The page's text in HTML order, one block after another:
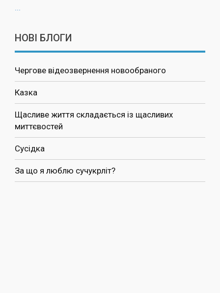
...
НОВІ БЛОГИ
Чергове відеозвернення новообраного
Казка
Щасливе життя складається із щасливих
миттєвостей
Сусідка
За що я люблю сучукрліт?